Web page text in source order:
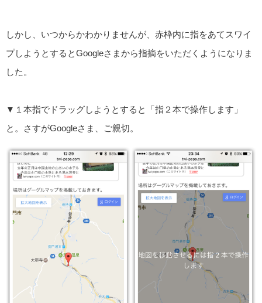
しかし、いつからかわかりませんが、赤枠内に指をあてスワイ
プしようとするとGoogleさまから指摘をいただくようになりま
した。
▼１本指でドラッグしようとすると「指２本で操作します」
と。さすがGoogleさま、ご親切。